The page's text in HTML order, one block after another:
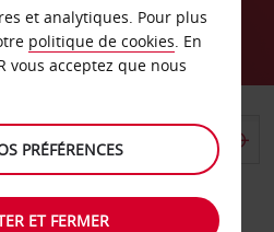
agence de retour
et analytiques. Pour plus
politique de cookies. En
vous acceptez que nous
PRÉFÉRENCES
ET FERMER